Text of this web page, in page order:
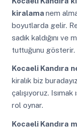
kiralamanem
boyutlarda gelir.
sadık kaldığını
tuttuğunu gösterir.
Kocaeli Kandıra
kiralık biz
çalışıyoruz. Isımak
rol oynar.
Kocaeli Kandıra